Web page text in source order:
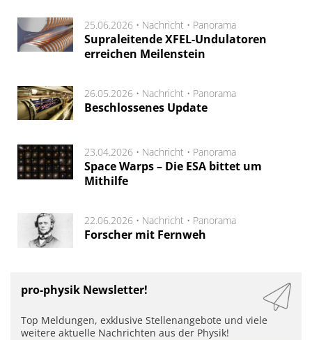
25.06.2026 • Nachricht • Panorama
Supraleitende XFEL-Undulatoren
erreichen Meilenstein
26.05.2026 • Nachricht • Panorama
Beschlossenes Update
23.04.2026 • Nachricht • Panorama
Space Warps – Die ESA bittet um
Mithilfe
22.06.2026 • Nachricht • Panorama
Forscher mit Fernweh
pro-physik Newsletter!
Top Meldungen, exklusive Stellenangebote und viele
weitere aktuelle Nachrichten aus der Physik!